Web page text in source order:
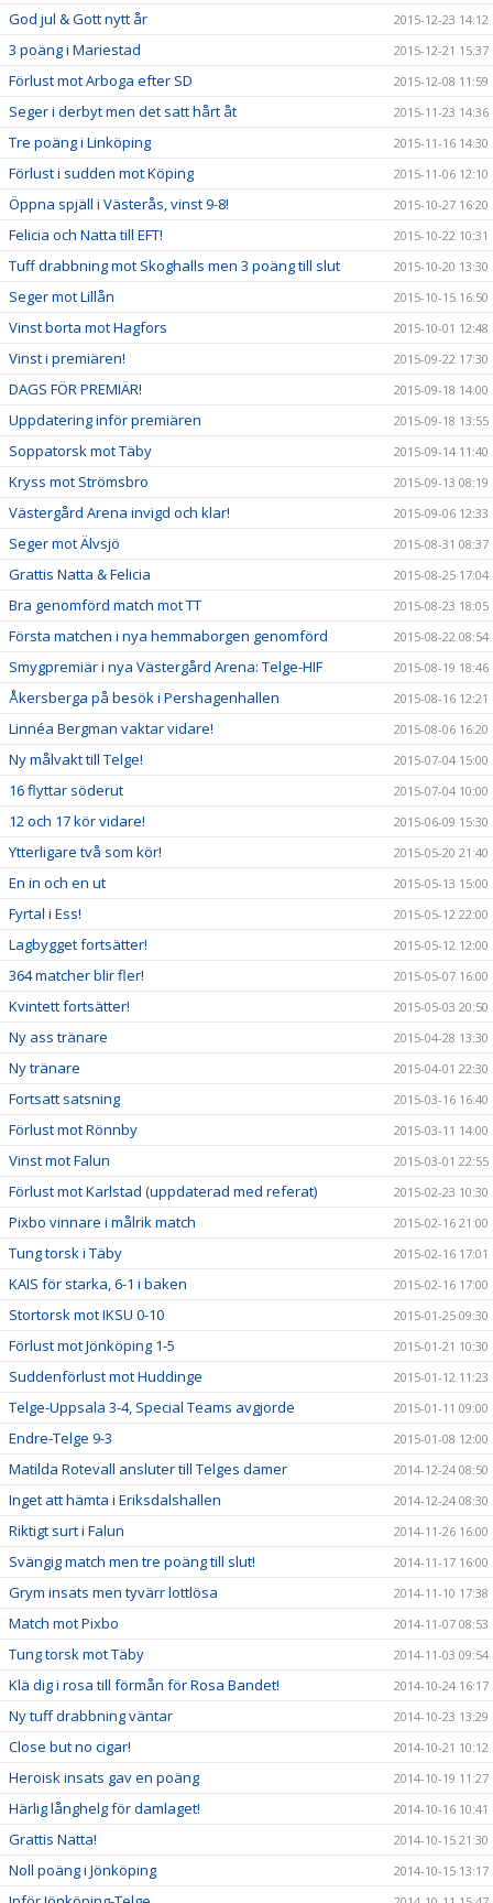
God jul & Gott nytt år 2015-12-23 14:12
3 poäng i Mariestad 2015-12-21 15:37
Förlust mot Arboga efter SD 2015-12-08 11:59
Seger i derbyt men det satt hårt åt 2015-11-23 14:36
Tre poäng i Linköping 2015-11-16 14:30
Förlust i sudden mot Köping 2015-11-06 12:10
Öppna spjäll i Västerås, vinst 9-8! 2015-10-27 16:20
Felicia och Natta till EFT! 2015-10-22 10:31
Tuff drabbning mot Skoghalls men 3 poäng till slut 2015-10-20 13:30
Seger mot Lillån 2015-10-15 16:50
Vinst borta mot Hagfors 2015-10-01 12:48
Vinst i premiären! 2015-09-22 17:30
DAGS FÖR PREMIÄR! 2015-09-18 14:00
Uppdatering inför premiären 2015-09-18 13:55
Soppatorsk mot Täby 2015-09-14 11:40
Kryss mot Strömsbro 2015-09-13 08:19
Västergård Arena invigd och klar! 2015-09-06 12:33
Seger mot Älvsjö 2015-08-31 08:37
Grattis Natta & Felicia 2015-08-25 17:04
Bra genomförd match mot TT 2015-08-23 18:05
Första matchen i nya hemmaborgen genomförd 2015-08-22 08:54
Smygpremiär i nya Västergård Arena: Telge-HIF 2015-08-19 18:46
Åkersberga på besök i Pershagenhallen 2015-08-16 12:21
Linnéa Bergman vaktar vidare! 2015-08-06 16:20
Ny målvakt till Telge! 2015-07-04 15:00
16 flyttar söderut 2015-07-04 10:00
12 och 17 kör vidare! 2015-06-09 15:30
Ytterligare två som kör! 2015-05-20 21:40
En in och en ut 2015-05-13 15:00
Fyrtal i Ess! 2015-05-12 22:00
Lagbygget fortsätter! 2015-05-12 12:00
364 matcher blir fler! 2015-05-07 16:00
Kvintett fortsätter! 2015-05-03 20:50
Ny ass tränare 2015-04-28 13:30
Ny tränare 2015-04-01 22:30
Fortsatt satsning 2015-03-16 16:40
Förlust mot Rönnby 2015-03-11 14:00
Vinst mot Falun 2015-03-01 22:55
Förlust mot Karlstad (uppdaterad med referat) 2015-02-23 10:30
Pixbo vinnare i målrik match 2015-02-16 21:00
Tung torsk i Täby 2015-02-16 17:01
KAIS för starka, 6-1 i baken 2015-02-16 17:00
Stortorsk mot IKSU 0-10 2015-01-25 09:30
Förlust mot Jönköping 1-5 2015-01-21 10:30
Suddenförlust mot Huddinge 2015-01-12 11:23
Telge-Uppsala 3-4, Special Teams avgjorde 2015-01-11 09:00
Endre-Telge 9-3 2015-01-08 12:00
Matilda Rotevall ansluter till Telges damer 2014-12-24 08:50
Inget att hämta i Eriksdalshallen 2014-12-24 08:30
Riktigt surt i Falun 2014-11-26 16:00
Svängig match men tre poäng till slut! 2014-11-17 16:00
Grym insats men tyvärr lottlösa 2014-11-10 17:38
Match mot Pixbo 2014-11-07 08:53
Tung torsk mot Täby 2014-11-03 09:54
Klä dig i rosa till förmån för Rosa Bandet! 2014-10-24 16:17
Ny tuff drabbning väntar 2014-10-23 13:29
Close but no cigar! 2014-10-21 10:12
Heroisk insats gav en poäng 2014-10-19 11:27
Härlig långhelg för damlaget! 2014-10-16 10:41
Grattis Natta! 2014-10-15 21:30
Noll poäng i Jönköping 2014-10-15 13:17